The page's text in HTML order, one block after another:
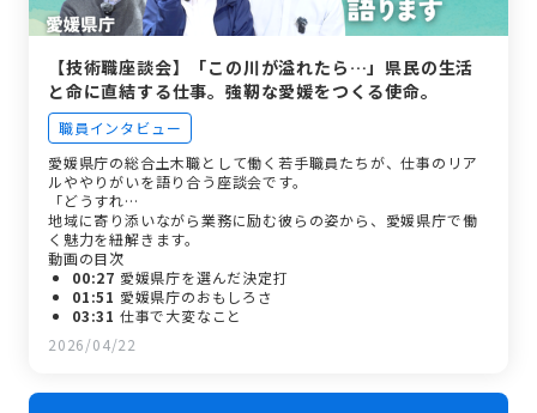
【技術職座談会】「この川が溢れたら…」県民の生活
と命に直結する仕事。強靭な愛媛をつくる使命。
職員インタビュー
愛媛県庁の総合土木職として働く若手職員たちが、仕事のリア
ルややりがいを語り合う座談会です。
「どうすれ…
地域に寄り添いながら業務に励む彼らの姿から、愛媛県庁で働
く魅力を紐解きます。
動画の目次
00:27 愛媛県庁を選んだ決定打
01:51 愛媛県庁のおもしろさ
03:31 仕事で大変なこと
06:07 土木職の異動について
08:20私は愛媛をこうしたい
2026/04/22